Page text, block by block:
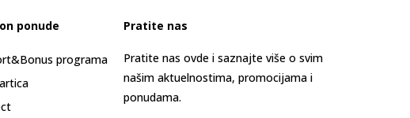
ponude
programa
Pratite nas
Pratite nas ovde i saznajte više o svim
našim aktuelnostima, promocijama i
ponudama.